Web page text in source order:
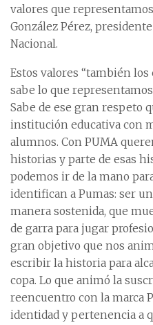
valores que
González Pérez,
Nacional.
Estos valores “también los
sabe lo que
Sabe de ese gran respeto
institución educativa con
alumnos. Con PUMA
historias y parte de esas
podemos ir de la mano
identifican a Pumas: ser
manera sostenida, que
de garra para jugar
gran objetivo que nos
escribir la historia para
copa. Lo que animó la
reencuentro con la marca
identidad y pertenencia a